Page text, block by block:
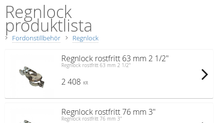
Regnlock
produktlista
Fordonstillbehör Regnlock
Regnlock rostfritt 63 mm 2 1/2"
Regnlock rostfritt 63 mm 2 1/2"
2 408 KR
Regnlock rostfritt 76 mm 3"
Regnlock rostfritt 76 mm 3"